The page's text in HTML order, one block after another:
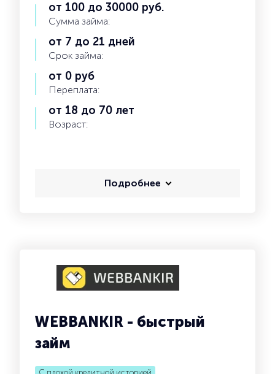
от 100 до 30000 руб.
Сумма займа:
от 7 до 21 дней
Срок займа:
от 0 руб
Переплата:
от 18 до 70 лет
Возраст:
Подробнее
WEBBANKIR - быстрый
займ